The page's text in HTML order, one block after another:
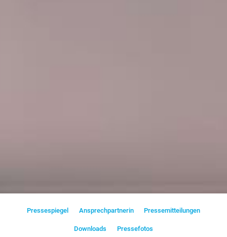
Pressespiegel Ansprechpartnerin Pressemitteilungen
Downloads Pressefotos